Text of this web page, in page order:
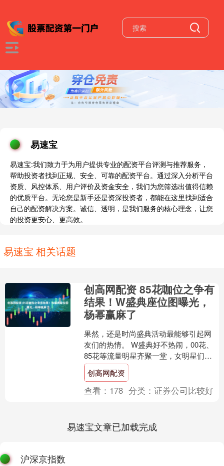
易速宝
易速宝:我们致力于为用户提供专业的配资平台评测与推荐服务，
帮助投资者找到正规、安全、可靠的配资平台。通过深入分析平台
资质、风控体系、用户评价及资金安全，我们为您筛选出值得信赖
的优质平台。无论您是新手还是资深投资者，都能在这里找到适合
自己的配资解决方案。诚信、透明，是我们服务的核心理念，让您
的投资更安心、更高效。
易速宝 相关话题
创高网配资 85花咖位之争有
结果！W盛典座位图曝光，
杨幂赢麻了
果然，还是时尚盛典活动最能够引起网
友们的热情。 W盛典好不热闹，00花、
85花等流量明星齐聚一堂，女明星们个
个闪耀红毯，真可谓是“百花齐放”。 不过
在这种时尚场....
创高网配资
查看： 178 分类：证券公司比较好
易速宝文章已加载完成
沪深京指数